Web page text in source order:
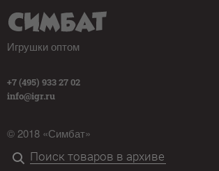
Игрушки оптом
+7 (495) 933 27 02
info@igr.ru
© 2018 «Симбат»